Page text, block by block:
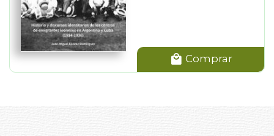
Comprar